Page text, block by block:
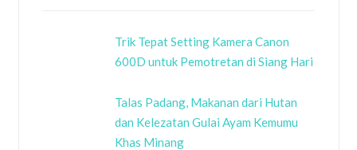
Trik Tepat Setting Kamera Canon
600D untuk Pemotretan di Siang Hari
Talas Padang, Makanan dari Hutan
dan Kelezatan Gulai Ayam Kemumu
Khas Minang